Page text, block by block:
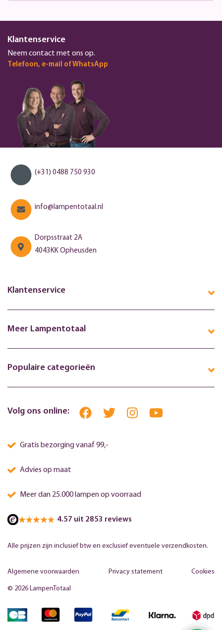
Klantenservice
Neem contact met ons op.
Telefoon, e-mail of WhatsApp
(+31) 0488 750 930
info@lampentotaal.nl
Dorpsstraat 2A
4043KK Opheusden
Klantenservice
Meer Lampentotaal
Populaire categorieën
Volg ons online:
Gratis bezorging vanaf 99,-
Advies op maat
Meer dan 25.000 lampen op voorraad
4.57 uit 2853 reviews
Alle prijzen zijn inclusief btw en exclusief eventuele verzendkosten.
© 2026 LampenTotaal
Algemene voorwaarden Privacy statement Cookies